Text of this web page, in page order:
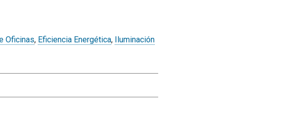
Oficinas, Eficiencia Energética, Iluminación